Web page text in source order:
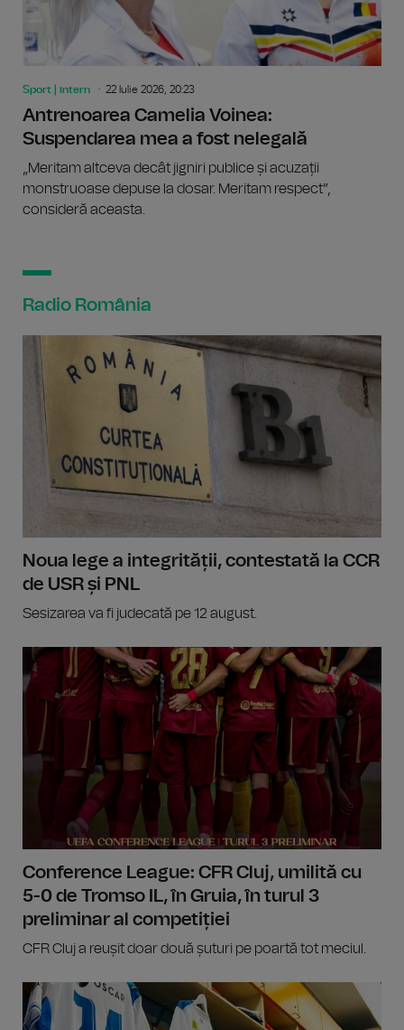
Sport | intern 22 Iulie 2026, 20:23
Antrenoarea Camelia Voinea:
Suspendarea mea a fost nelegală
„Meritam altceva decât jigniri publice și acuzații
monstruoase depuse la dosar. Meritam respect”,
consideră aceasta.
Radio România
Noua lege a integrității, contestată la CCR
de USR și PNL
Sesizarea va fi judecată pe 12 august.
Conference League: CFR Cluj, umilită cu
5-0 de Tromso IL, în Gruia, în turul 3
preliminar al competiției
CFR Cluj a reușit doar două șuturi pe poartă tot meciul.